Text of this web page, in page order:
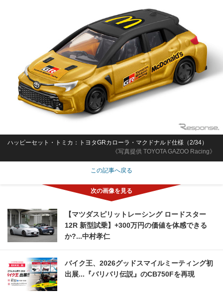
《写真提供 TOYOTA GAZOO Racing》
ハッピーセット・トミカ：トヨタGRカローラ・マクドナルド仕様（2/34）
この記事へ戻る
【マツダスピリットレーシング ロードスター
12R 新型試乗】+300万円の価値を体感できる
か?...中村孝仁
バイク王、2026グッドスマイルミーティング初
出展...『バリバリ伝説』のCB750Fを再現